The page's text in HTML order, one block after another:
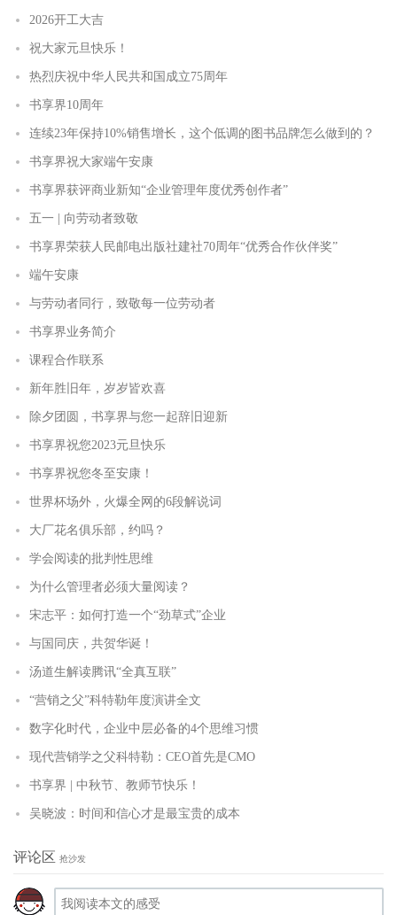
2026开工大吉
祝大家元旦快乐！
热烈庆祝中华人民共和国成立75周年
书享界10周年
连续23年保持10%销售增长，这个低调的图书品牌怎么做到的？
书享界祝大家端午安康
书享界获评商业新知“企业管理年度优秀创作者”
五一 | 向劳动者致敬
书享界荣获人民邮电出版社建社70周年“优秀合作伙伴奖”
端午安康
与劳动者同行，致敬每一位劳动者
书享界业务简介
课程合作联系
新年胜旧年，岁岁皆欢喜
除夕团圆，书享界与您一起辞旧迎新
书享界祝您2023元旦快乐
书享界祝您冬至安康！
世界杯场外，火爆全网的6段解说词
大厂花名俱乐部，约吗？
学会阅读的批判性思维
为什么管理者必须大量阅读？
宋志平：如何打造一个“劲草式”企业
与国同庆，共贺华诞！
汤道生解读腾讯“全真互联”
“营销之父”科特勒年度演讲全文
数字化时代，企业中层必备的4个思维习惯
现代营销学之父科特勒：CEO首先是CMO
书享界 | 中秋节、教师节快乐！
吴晓波：时间和信心才是最宝贵的成本
评论区 抢沙发